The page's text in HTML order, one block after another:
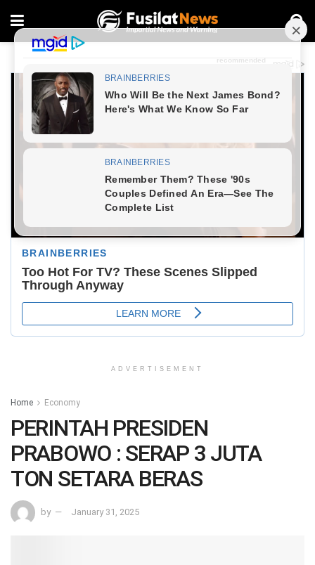
ADVERTISEMENT
Home Economy
PERINTAH PRESIDEN
PRABOWO : SERAP 3 JUTA
TON SETARA BERAS
by January 31, 2025